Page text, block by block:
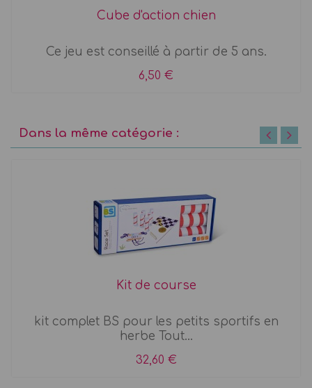
Cube d'action chien
Ce jeu est conseillé à partir de 5 ans.
6,50 €
Dans la même catégorie :
Kit de course
kit complet BS pour les petits sportifs en
herbe Tout...
32,60 €